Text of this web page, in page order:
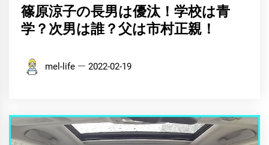
篠原涼子の長男は優汰！学校は青
学？次男は誰？父は市村正親！
mel-life 2022-02-19